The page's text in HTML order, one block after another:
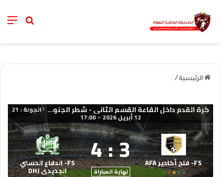
خانة
الرئيسية /
كرة القدم داخل القاعة القسم الثاني - شطر الجنوب 2025-2026 | الجولة : 21
12 أبريل 2026 -
17:00
FS- فتح أكادير AFA 3
:
4
نهاية المباراة
FS- الدفاع الحسني
الجديدي DHJ